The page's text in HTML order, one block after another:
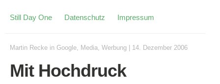
Still Day One Datenschutz Impressum
Martin Recke in Google, Media, Werbung 14. Dezember 2006
Mit Hochdruck